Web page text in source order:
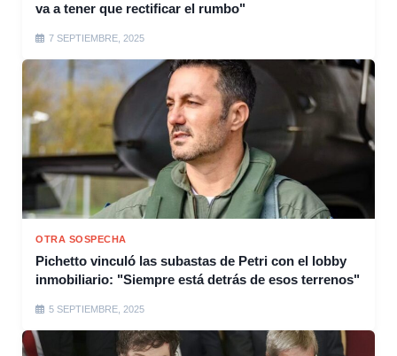
va a tener que rectificar el rumbo"
7 SEPTIEMBRE, 2025
OTRA SOSPECHA
Pichetto vinculó las subastas de Petri con el lobby
inmobiliario: "Siempre está detrás de esos terrenos"
5 SEPTIEMBRE, 2025